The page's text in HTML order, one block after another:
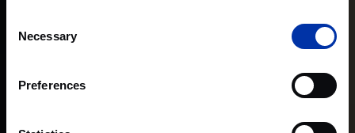
Selection
Necessary
Preferences